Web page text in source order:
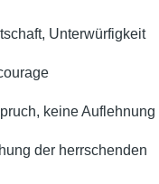
Unterwürfigkeit
keine Auflehnung
der herrschenden